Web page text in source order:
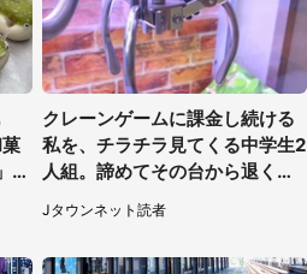
クレーンゲームに課金し続ける
私を、チラチラ見てくる中学生2
人組。諦めてその台から退く
と、後ろから声が（東京都・40
代女性）
Jタウンネット読者